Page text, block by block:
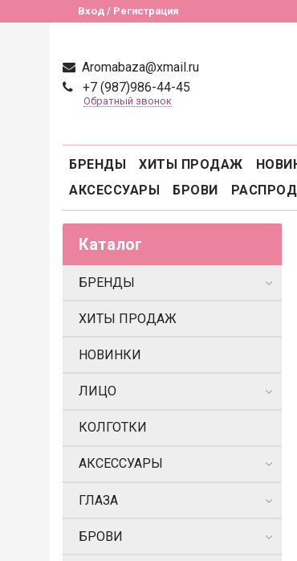
Вход / Регистрация
Aromabaza@xmail.ru
+7 (987)986-44-45
Обратный звонок
БРЕНДЫ ХИТЫ ПРОДАЖ
АКСЕССУАРЫ
БРОВИ
Каталог
БРЕНДЫ
ХИТЫ ПРОДАЖ
НОВИНКИ
ЛИЦО
КОЛГОТКИ
АКСЕССУАРЫ
ГЛАЗА
БРОВИ